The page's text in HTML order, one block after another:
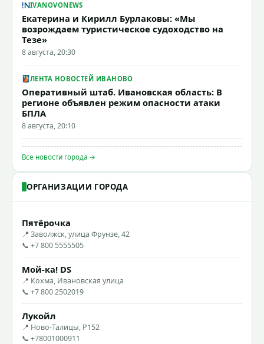
IVANOVONEWS
Екатерина и Кирилл Бурлаковы: «Мы
возрождаем туристическое судоходство на
Тезе»
8 августа, 20:30
ЛЕНТА НОВОСТЕЙ ИВАНОВО
Оперативный штаб. Ивановская область: В
регионе объявлен режим опасности атаки
БПЛА
8 августа, 20:10
Все новости города →
ОРГАНИЗАЦИИ ГОРОДА
Пятёрочка
📍 Заволжск, улица Фрунзе, 42
📞 +7 800 5555505
Мой-ка! DS
📍 Кохма, Ивановская улица
📞 +7 800 2502019
Лукойл
📍 Ново-Талицы, Р152
📞 +78001000911